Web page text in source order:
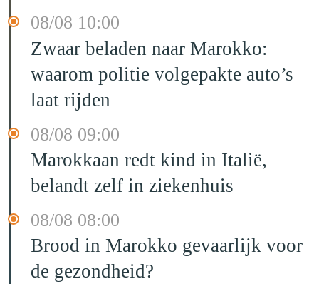
08/08 10:00
Zwaar beladen naar Marokko:
waarom politie volgepakte auto’s
laat rijden
08/08 09:00
Marokkaan redt kind in Italië,
belandt zelf in ziekenhuis
08/08 08:00
Brood in Marokko gevaarlijk voor
de gezondheid?